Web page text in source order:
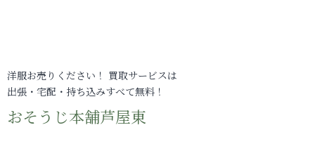
洋服お売りください！ 買取サービスは
出張・宅配・持ち込みすべて無料！
おそうじ本舗芦屋東